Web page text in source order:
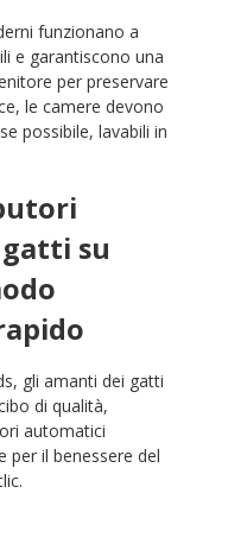
funzionano a
e garantiscono una
per preservare
le camere devono
possibile, lavabili in
su
gli amanti dei gatti
di qualità,
automatici
per il benessere del